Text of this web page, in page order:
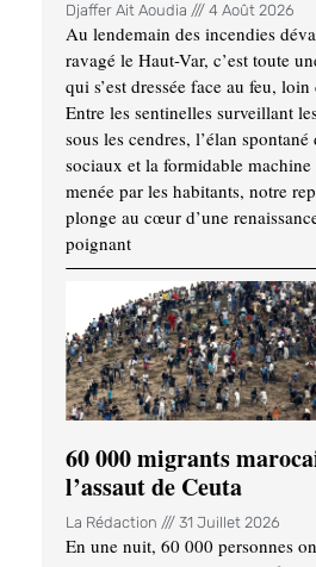
Djaffer Ait Aoudia 4 Août 2026
Au lendemain des incendies
ravagé le Haut-Var, c’est toute
qui s’est dressée face au feu,
Entre les sentinelles surveillant
sous les cendres, l’élan spontané
sociaux et la formidable
menée par les habitants, notre
plonge au cœur d’une
poignant
60 000 migrants
l’assaut de Ceuta
La Rédaction 31 Juillet 2026
En une nuit, 60 000 personnes